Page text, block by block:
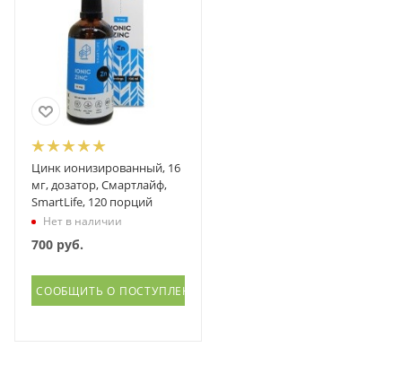
Цинк ионизированный, 16
мг, дозатор, Смартлайф,
SmartLife, 120 порций
Нет в наличии
700 руб.
СООБЩИТЬ О ПОСТУПЛЕНИИ